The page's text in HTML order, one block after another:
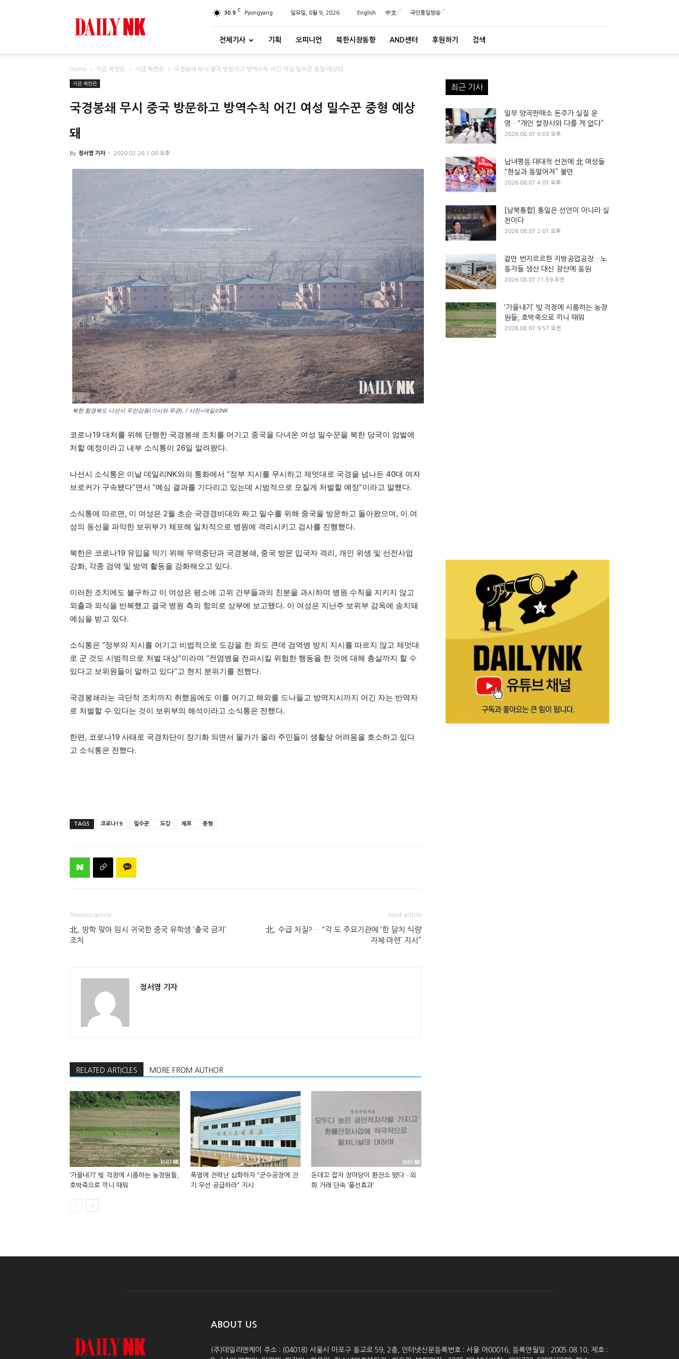
30.9 C Pyongyang 일요일, 8월 9, 2026 English 中文 국민통일방송
전체기사 기획 오피니언 북한시장동향 AND센터 후원하기 검색
Home 지금 북한은 지금 북한은 국경봉쇄 무시 중국 방문하고 방역수칙 어긴 여성 밀수꾼 중형 예상돼
지금 북한은
국경봉쇄 무시 중국 방문하고 방역수칙 어긴 여성 밀수꾼 중형 예상
돼
By 정서영 기자 - 2020.02.26 1:00 오후
북한 함경북도 나선시 두만강동(기사와 무관). / 사진=데일리NK
코로나19 대처를 위해 단행한 국경봉쇄 조치를 어기고 중국을 다녀온 여성 밀수꾼을 북한 당국이 엄벌에
처할 예정이라고 내부 소식통이 26일 알려왔다.
나선시 소식통은 이날 데일리NK와의 통화에서 “정부 지시를 무시하고 제멋대로 국경을 넘나든 40대 여자
브로커가 구속됐다”면서 “예심 결과를 기다리고 있는데 시범적으로 모질게 처벌할 예정”이라고 말했다.
소식통에 따르면, 이 여성은 2월 초순 국경경비대와 짜고 밀수를 위해 중국을 방문하고 돌아왔으며, 이 여
성의 동선을 파악한 보위부가 체포해 일차적으로 병원에 격리시키고 검사를 진행했다.
북한은 코로나19 유입을 막기 위해 무역중단과 국경봉쇄, 중국 방문 입국자 격리, 개인 위생 및 선전사업
강화, 각종 검역 및 방역 활동을 강화해오고 있다.
이러한 조치에도 불구하고 이 여성은 평소에 고위 간부들과의 친분을 과시하며 병원 수칙을 지키지 않고
외출과 외식을 반복했고 결국 병원 측의 항의로 상부에 보고됐다. 이 여성은 지난주 보위부 감옥에 송치돼
예심을 받고 있다.
소식통은 “정부의 지시를 어기고 비법적으로 도강을 한 죄도 큰데 검역병 방지 지시를 따르지 않고 제멋대
로 군 것도 시범적으로 처벌 대상”이라며 “전염병을 전파시킬 위험한 행동을 한 것에 대해 총살까지 할 수
있다고 보위원들이 말하고 있다”고 현지 분위기를 전했다.
국경봉쇄라는 극단적 조치까지 취했음에도 이를 어기고 해외를 드나들고 방역지시까지 어긴 자는 반역자
로 처벌할 수 있다는 것이 보위부의 해석이라고 소식통은 전했다.
한편, 코로나19 사태로 국경차단이 장기화 되면서 물가가 올라 주민들이 생활상 어려움을 호소하고 있다
고 소식통은 전했다.
TAGS 코로나19 밀수꾼 도강 체포 중형
Previous article
北, 방학 맞아 임시 귀국한 중국 유학생 ‘출국 금지’
조치
Next article
北, 수급 차질?… “각 도 주요기관에 ‘한 달치 식량
자체 마련’ 지시”
정서영 기자
RELATED ARTICLES MORE FROM AUTHOR
‘가을내기’ 빚 걱정에 시름하는 농장원들,
호박죽으로 끼니 때워
폭염에 전력난 심화하자 “군수공장에 전
기 우선 공급하라” 지시
돈데꼬 잡자 장마당이 환전소 됐다…외
화 거래 단속 ‘풍선효과’
최근 기사
일부 양곡판매소 돈주가 실질 운
영…“개인 쌀장사와 다를 게 없다”
2026.08.07 6:03 오후
남녀평등 대대적 선전에 北 여성들
“현실과 동떨어져” 불만
2026.08.07 4:01 오후
[남북통합] 통일은 선언이 아니라 실
천이다
2026.08.07 2:01 오후
겉만 번지르르한 지방공업공장…노
동자들 생산 대신 광산에 동원
2026.08.07 11:59 오전
‘가을내기’ 빚 걱정에 시름하는 농장
원들, 호박죽으로 끼니 때워
2026.08.07 9:57 오전
ABOUT US
(주)데일리엔케이 주소 : (04018) 서울시 마포구 동교로 59, 2층, 인터넷신문등록번호 : 서울 아00016, 등록연월일 : 2005.08.10, 제호 :